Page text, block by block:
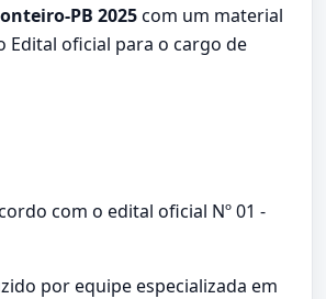
PB 2025com um material
Edital oficial para o cargo de
com o edital oficial Nº 01 -
por equipe especializada em